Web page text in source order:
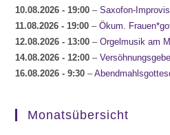
10.08.2026 - 19:00 –Saxofon-
11.08.2026 - 19:00 –Ökum.
12.08.2026 - 13:00 –Orgelmusik am
14.08.2026 - 12:00 –
16.08.2026 - 9:30 –
Monatsübersicht